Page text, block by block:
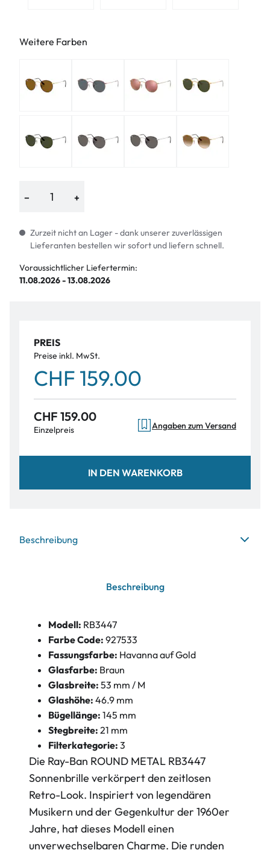
Weitere Farben
− +
Zurzeit nicht an Lager - dank unserer zuverlässigen
Lieferanten bestellen wir sofort und liefern schnell.
Voraussichtlicher Liefertermin:
11.08.2026 - 13.08.2026
PREIS
Preise inkl. MwSt.
CHF 159.00
CHF 159.00
Einzelpreis Angaben zum Versand
IN DEN WARENKORB
Beschreibung
Beschreibung
Modell: RB3447
Farbe Code: 927533
Fassungsfarbe: Havanna auf Gold
Glasfarbe: Braun
Glasbreite: 53 mm / M
Glashöhe: 46.9 mm
Bügellänge: 145 mm
Stegbreite: 21 mm
Filterkategorie: 3
Die Ray-Ban ROUND METAL RB3447
Sonnenbrille verkörpert den zeitlosen
Retro-Look. Inspiriert von legendären
Musikern und der Gegenkultur der 1960er
Jahre, hat dieses Modell einen
unverwechselbaren Charme. Die runden